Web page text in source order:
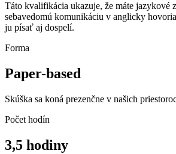
Táto kvalifikácia ukazuje, že máte jazykové
sebavedomú komunikáciu v anglicky
ju písať aj dospelí.
Forma
Paper-based
Skúška sa koná prezenčne v našich
Počet hodín
3,5 hodiny